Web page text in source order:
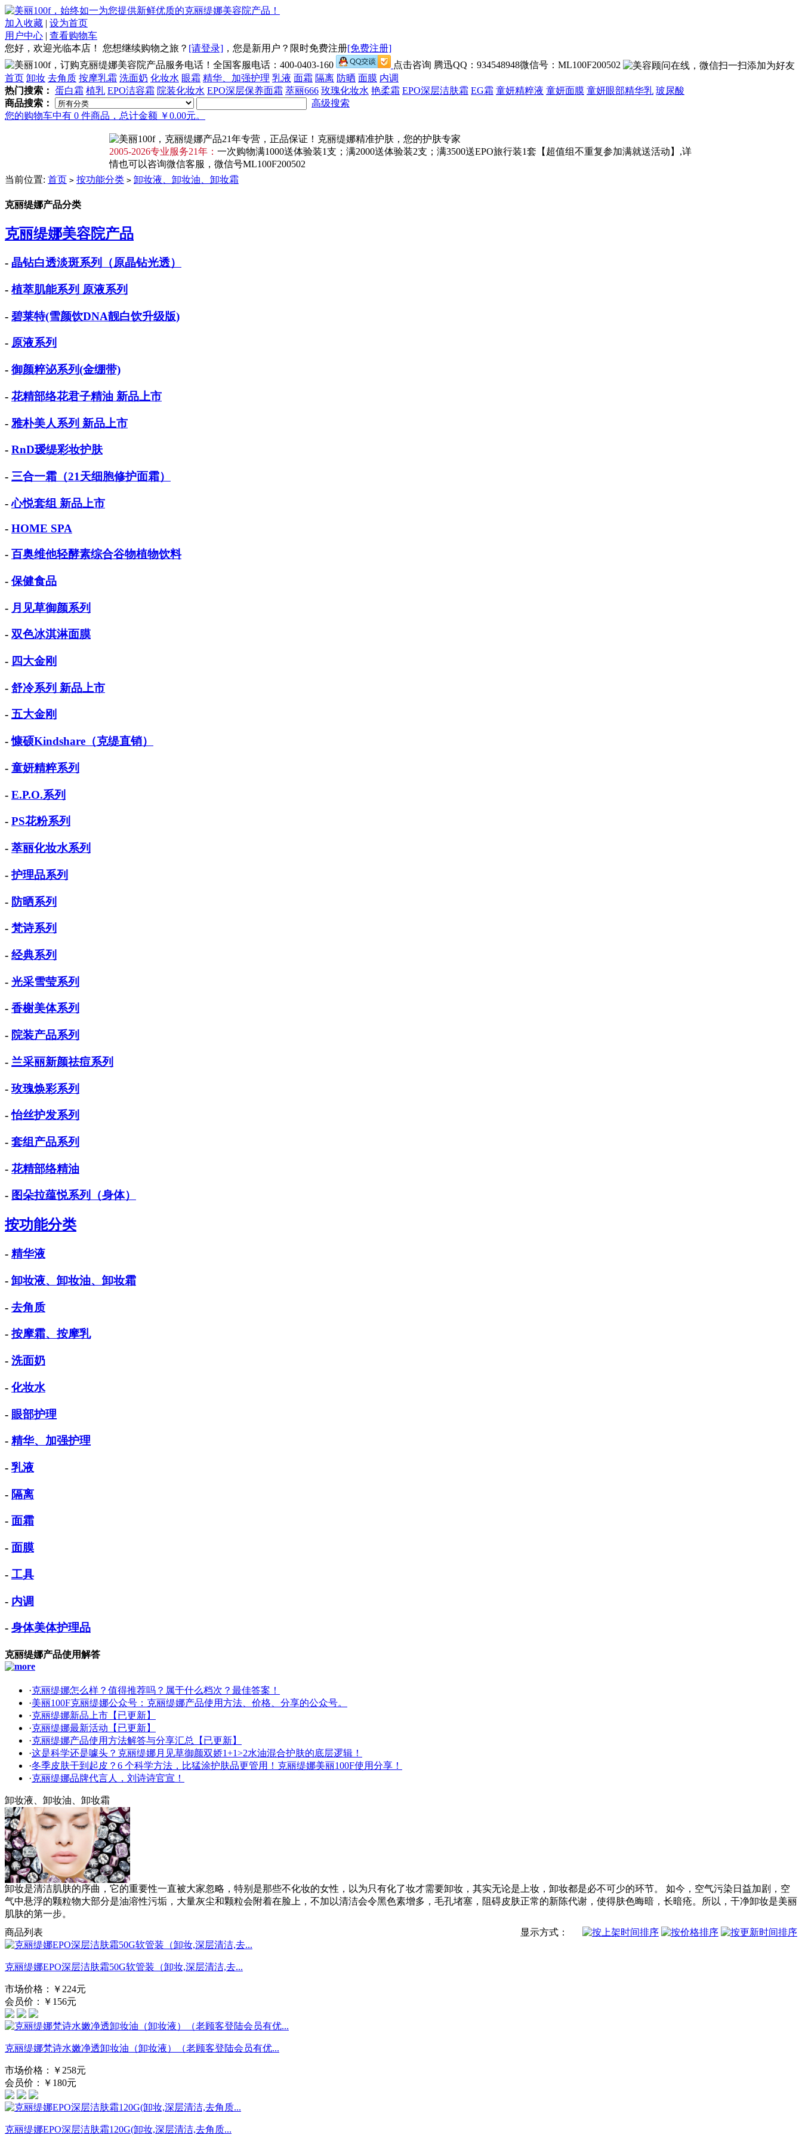
加入收藏 | 设为首页
用户中心 | 查看购物车
您好，欢迎光临本店！ 您想继续购物之旅？ [请登录] ， 您是新用户？限时免费注册[免费注册]
全国客服电话：400-0403-160
点击咨询 腾迅QQ：934548948微信号：ML100F200502
首页 卸妆 去角质 按摩乳霜 洗面奶 化妆水 眼霜 精华、加强护理 乳液 面霜 隔离 防晒 面膜 内调
热门搜索： 蛋白霜 植乳 EPO洁容霜 院装化妆水 EPO深层保养面霜 萃丽666 玫瑰化妆水 艳柔霜 EPO深层洁肤霜 EG霜 童妍精粹液 童妍面膜 童妍眼部精华乳 玻尿酸
商品搜索：
高级搜索
您的购物车中有 0 件商品，总计金额 ￥0.00元。
2005-2026专业服务21年： 一次购物满1000送体验装1支；满2000送体验装2支；满3500送EPO旅行装1套【超值组不重复参加满就送活动】,详
情也可以咨询微信客服，微信号ML100F200502
当前位置: 首页 > 按功能分类 > 卸妆液、卸妆油、卸妆霜
克丽缇娜产品分类
克丽缇娜美容院产品
- 晶钻白透淡斑系列（原晶钻光透）
- 植萃肌能系列 原液系列
- 碧莱特(雪颜饮DNA靓白饮升级版)
- 原液系列
- 御颜粹泌系列(金绷带)
- 花精部络花君子精油 新品上市
- 雅朴美人系列 新品上市
- RnD瑷缇彩妆护肤
- 三合一霜（21天细胞修护面霜）
-心悦套组 新品上市
- HOME SPA
- 百奥维他轻酵素综合谷物植物饮料
- 保健食品
- 月见草御颜系列
- 双色冰淇淋面膜
- 四大金刚
- 舒冷系列 新品上市
- 五大金刚
-慷硕Kindshare（克缇直销）
- 童妍精粹系列
- E.P.O.系列
- PS花粉系列
- 萃丽化妆水系列
-护理品系列
- 防晒系列
- 梵诗系列
- 经典系列
- 光采雪莹系列
- 香榭美体系列
- 院装产品系列
- 兰采丽新颜祛痘系列
- 玫瑰焕彩系列
-怡丝护发系列
- 套组产品系列
- 花精部络精油
- 图朵拉蕴悦系列（身体）
按功能分类
- 精华液
- 卸妆液、卸妆油、卸妆霜
- 去角质
- 按摩霜、按摩乳
- 洗面奶
- 化妆水
- 眼部护理
- 精华、加强护理
- 乳液
- 隔离
- 面霜
- 面膜
- 工具
- 内调
- 身体美体护理品
克丽缇娜产品使用解答
·克丽缇娜怎么样？值得推荐吗？属于什么档次？最佳答案！
·美丽100F克丽缇娜公众号：克丽缇娜产品使用方法、价格、分享的公众号。
·克丽缇娜新品上市【已更新】
·克丽缇娜最新活动【已更新】
·克丽缇娜产品使用方法解答与分享汇总【已更新】
·这是科学还是噱头？克丽缇娜月见草御颜双娇1+1>2水油混合护肤的底层逻辑！
·冬季皮肤干到起皮？6 个科学方法，比猛涂护肤品更管用！克丽缇娜美丽100F使用分享！
·克丽缇娜品牌代言人，刘诗诗官宣！
卸妆液、卸妆油、卸妆霜
卸妆是清洁肌肤的序曲，它的重要性一直被大家忽略，特别是那些不化妆的女性，以为只有化了妆才需要卸妆，其实无论是上妆，卸妆都是必不可少的环节。 如今，空气污染日益加剧，空
气中悬浮的颗粒物大部分是油溶性污垢，大量灰尘和颗粒会附着在脸上，不加以清洁会令黑色素增多，毛孔堵塞，阻碍皮肤正常的新陈代谢，使得肤色晦暗，长暗疮。所以，干净卸妆是美丽
肌肤的第一步。
商品列表
显示方式：
克丽缇娜EPO深层洁肤霜50G软管装（卸妆,深层清洁,去...
市场价格：￥224元
会员价：￥156元
克丽缇娜梵诗水嫩净透卸妆油（卸妆液）（老顾客登陆会员有优...
市场价格：￥258元
会员价：￥180元
克丽缇娜EPO深层洁肤霜120G(卸妆,深层清洁,去角质...